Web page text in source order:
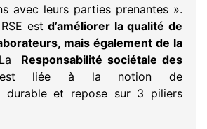
avec leurs parties prenantes ».
estd’améliorer la qualité de
mais également de la
Responsabilité sociétale des
liée à la notion de
durable et repose sur 3 piliers